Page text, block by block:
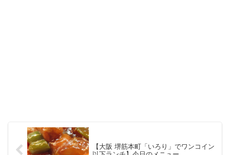
【大阪 堺筋本町「いろり」でワンコイン